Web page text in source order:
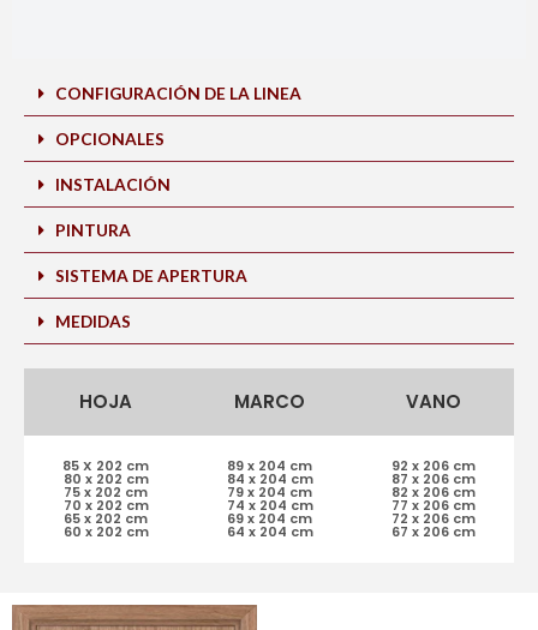
CONFIGURACIÓN DE LA LINEA
OPCIONALES
INSTALACIÓN
PINTURA
SISTEMA DE APERTURA
MEDIDAS
HOJA MARCO VANO
85 X 202 cm
80 x 202 cm
75 x 202 cm
70 x 202 cm
65 x 202 cm
60 x 202 cm
89 x 204 cm
84 x 204 cm
79 x 204 cm
74 x 204 cm
69 x 204 cm
64 x 204 cm
92 x 206 cm
87 x 206 cm
82 x 206 cm
77 x 206 cm
72 x 206 cm
67 x 206 cm